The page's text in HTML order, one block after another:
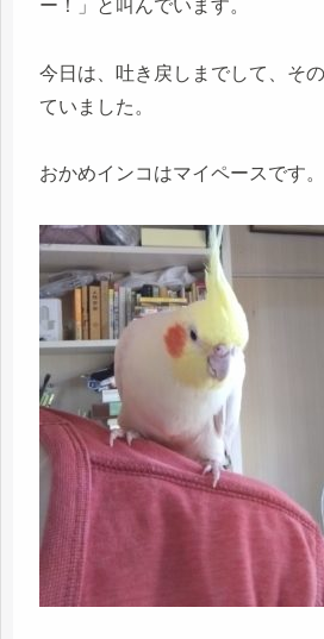
ー！」と叫んでいます。
今日は、吐き戻しまでして、そ
ていました。
おかめインコはマイペースです。